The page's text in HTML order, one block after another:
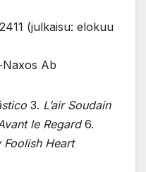
(julkaisu: elokuu
Naxos Ab
3. L’air Soudain
le Regard6.
Foolish Heart